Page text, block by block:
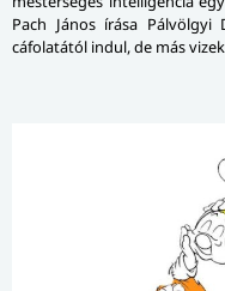
Pach János írása Pálvölgyi
cáfolatától indul, de más